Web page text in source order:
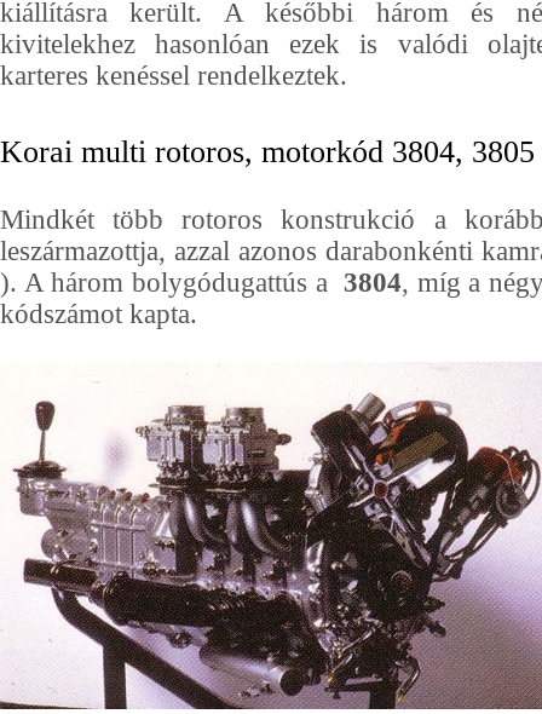
kiállításra került. A későbbi három és
kivitelekhez hasonlóan ezek is valódi
karteres kenéssel rendelkeztek.
Korai multi rotoros, motorkód 3804,
Mindkét több rotoros konstrukció a
leszármazottja, azzal azonos darabonkénti
). A három bolygódugattús a 3804, míg a
kódszámot kapta.